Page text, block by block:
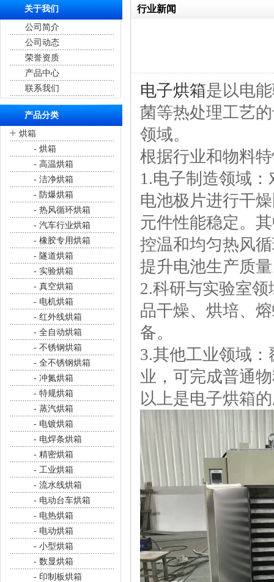
关于我们
公司简介
公司动态
荣誉资质
产品中心
联系我们
产品分类
+ 烘箱
- 烘箱
- 高温烘箱
- 洁净烘箱
- 防爆烘箱
- 热风循环烘箱
- 汽车行业烘箱
- 橡胶专用烘箱
- 隧道烘箱
- 实验烘箱
- 真空烘箱
- 电机烘箱
- 红外线烘箱
- 全自动烘箱
- 不锈钢烘箱
- 全不锈钢烘箱
- 冲氮烘箱
- 特规烘箱
- 蒸汽烘箱
- 电镀烘箱
- 电焊条烘箱
- 精密烘箱
- 工业烘箱
- 流水线烘箱
- 电动台车烘箱
- 电热烘箱
- 电动烘箱
- 小型烘箱
- 数显烘箱
- 印制板烘箱
行业新闻
电子烘箱是以电
菌等热处理工艺
领域。
根据行业和物料
1.电子制造领域
电池极片进行干
元件性能稳定。
控温和均匀热风
提升电池生产质
2.科研与实验室
品干燥、烘培、
备。
3.其他工业领域
业，可完成普通
以上是电子烘箱